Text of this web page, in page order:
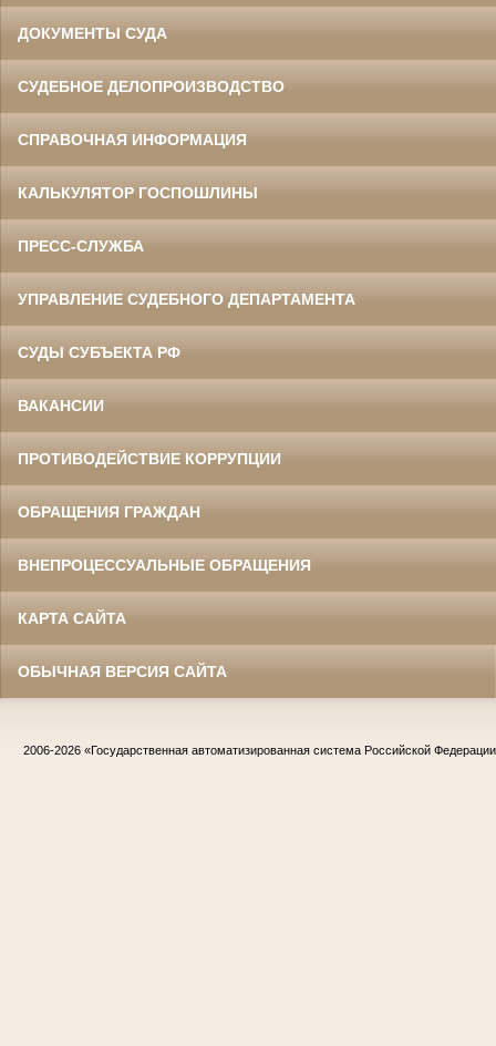
ДОКУМЕНТЫ СУДА
СУДЕБНОЕ ДЕЛОПРОИЗВОДСТВО
СПРАВОЧНАЯ ИНФОРМАЦИЯ
КАЛЬКУЛЯТОР ГОСПОШЛИНЫ
ПРЕСС-СЛУЖБА
УПРАВЛЕНИЕ СУДЕБНОГО ДЕПАРТАМЕНТА
СУДЫ СУБЪЕКТА РФ
ВАКАНСИИ
ПРОТИВОДЕЙСТВИЕ КОРРУПЦИИ
ОБРАЩЕНИЯ ГРАЖДАН
ВНЕПРОЦЕССУАЛЬНЫЕ ОБРАЩЕНИЯ
КАРТА САЙТА
ОБЫЧНАЯ ВЕРСИЯ САЙТА
2006-2026 «Государственная автоматизированная система Российской